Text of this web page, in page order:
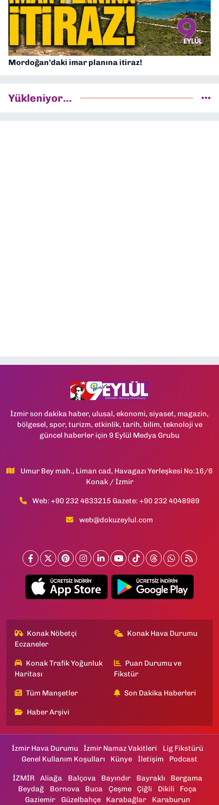
Mordoğan’daki imar planına itiraz!
Yükleniyor...
İzmir son dakika haber, ulusal, ekonomi, siyaset, magazin,
bölgesel, spor, turizm, etkinlik, tarih, bilim, teknoloji ve
güncel haberler için 9 Eylül Medya Grubu
Umur Bey mah., Liman cad, Havagazı Yerleşkesi No:16/6
Konak / İzmir
Web: +90 232 4633215 Gazete: +90 232 4048989
web@dokuzeylul.com
Konak Nöbetçi
Eczaneler
Konak Hava Durumu
Konak Trafik Yoğunluk
Haritası
Puan Durumu ve
Fikstür
Tüm Manşetler Son Dakika Haberleri
Haber Arşivi
İzmir Hava Durumu İzmir Namaz Vakitleri
Lig Fikstürü
Genel Kullanım Koşulları
Künye İletişim Podcast
İZMİR Aliağa Balçova Bayındır Bayraklı
Bergama
Beydağ
Bornova Buca Çeşme Çiğli Dikili
Foça
Gaziemir
Güzelbahçe Karabağlar Karaburun